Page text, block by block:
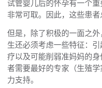
试管婴儿后的怀孕有一个
非常可取。因此，这些患者
但是，除了积极的一面之
生还必须考虑一些特征：
疗以及可能削弱准妈妈的
者需要最好的专家（生殖
力支持。